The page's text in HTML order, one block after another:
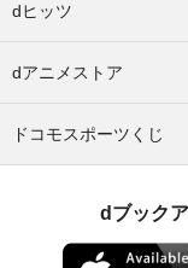
dヒッツ
dアニメストア
ドコモスポーツくじ
dブック